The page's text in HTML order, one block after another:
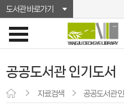
도서관 바로가기
공공도서관 인기도서
자료검색 공공도서관